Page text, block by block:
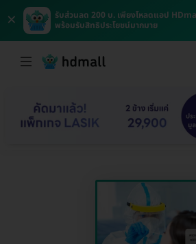
×
รับส่วนลด 200 บ. เพียงโหลดแอป
พร้อมรับสิทธิประโยชน์มากมาย